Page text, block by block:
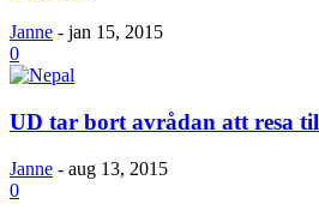
Janne - jan 15, 2015
0
UD tar bort avrådan att resa
Janne - aug 13, 2015
0